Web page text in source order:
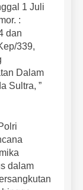
1 Juli
:
dan
339,
Dalam
Sultra, ”
dalam